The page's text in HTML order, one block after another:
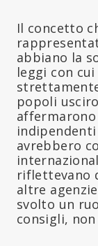
Il concetto
abbiano la
leggi con
popoli
avrebbero
riflettevano
altre
svolto un
consigli,